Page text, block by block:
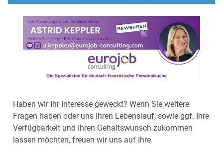
Haben wir Ihr Interesse geweckt? Wenn Sie weitere
Fragen haben oder uns Ihren Lebenslauf, sowie ggf. Ihre
Verfügbarkeit und Ihren Gehaltswunsch zukommen
lassen möchten, freuen wir uns auf Ihre